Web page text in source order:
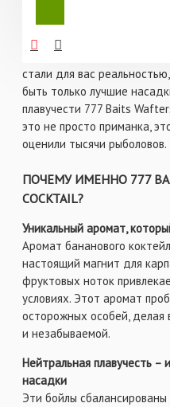
Сердце замирает, руки
долгожданный трофейный
стали для вас
быть только лучшие
плавучести 777 Baits
это не просто приманка,
оценили тысячи рыболовов.
ПОЧЕМУ ИМЕННО 777
COCKTAIL?
Уникальный аромат,
Аромат бананового
настоящий магнит для
фруктовых ноток
условиях. Этот аромат
осторожных особей, делая
и незабываемой.
Нейтральная плавучесть –
насадки
Эти бойлы